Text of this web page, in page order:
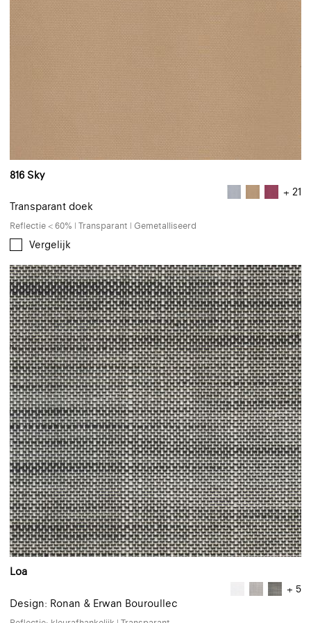
816 Sky
+ 21
Transparant doek
Reflectie < 60% | Transparant | Gemetalliseerd
Vergelijk
Loa
+ 5
Design: Ronan & Erwan Bouroullec